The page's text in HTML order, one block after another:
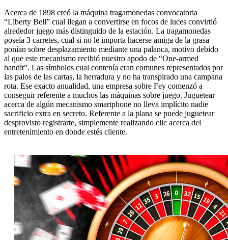
Acerca de 1898 creó la máquina tragamonedas convocatoria
“Liberty Bell” cual llegan a convertirse en focos de luces convirtió
alrededor juego más distinguido de la estación. La tragamonedas
poseía 3 carretes, cual si no le importa hacerse amiga de la grasa
ponían sobre desplazamiento mediante una palanca, motivo debido
al que este mecanismo recibió nuestro apodo de “One-armed
bandit”. Las símbolos cual contenía eran comunes representados por
las palos de las cartas, la herradura y no ha transpirado una campana
rota. Ese exacto anualidad, una empresa sobre Fey comenzó a
conseguir referente a muchos las máquinas sobre juego. Juguetear
acerca de algún mecanismo smartphone no lleva implícito nadie
sacrificio extra en secreto. Referente a la plana se puede juguetear
desprovisto registrarte, simplemente realizando clic acerca del
entretenimiento en donde estés cliente.